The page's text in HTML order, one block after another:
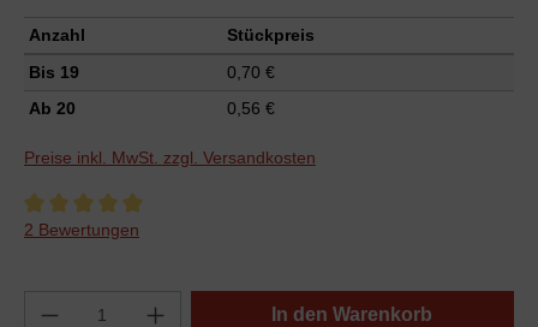
Anzahl
Stückpreis
Bis 19
0,70 €
Ab 20 0,56 €
Preise inkl. MwSt. zzgl. Versandkosten
Durchschnittliche Bewertung von 5 von 5 Sternen
2 Bewertungen
In den Warenkorb